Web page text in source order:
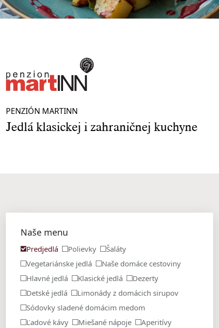
PENZIÓN MARTINN
Jedlá klasickej i zahraničnej kuchyne
Naše menu
Predjedlá Polievky
Šaláty
Vegetariánske jedlá
Naše domáce cestoviny
Hlavné jedlá
Klasické jedlá
Dezerty
Detské jedlá
Limonády z domácich sirupov
Sódovky sladené domácim medom
Ľadové kávy
Miešané nápoje
Aperitívy